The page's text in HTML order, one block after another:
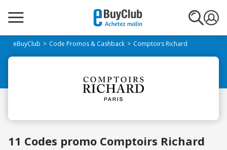
eBuyClub Code Promos & Cashback Comptoirs Richard
11 Codes promo Comptoirs Richard